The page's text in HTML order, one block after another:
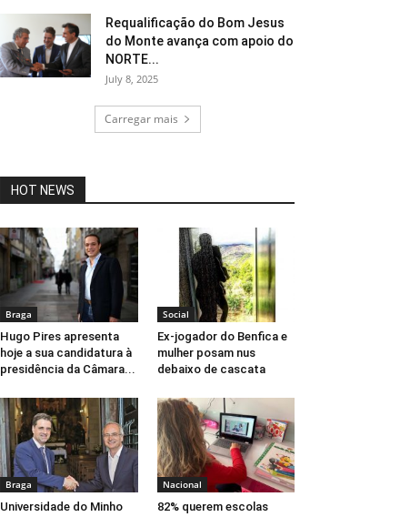
Requalificação do Bom Jesus
do Monte avança com apoio do
NORTE...
July 8, 2025
Carregar mais
HOT NEWS
Braga
Hugo Pires apresenta
hoje a sua candidatura à
presidência da Câmara...
Social
Ex-jogador do Benfica e
mulher posam nus
debaixo de cascata
Braga
Universidade do Minho
Nacional
82% querem escolas